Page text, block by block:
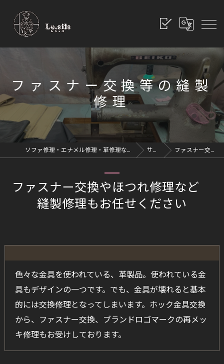
ファスナー交換等の縫製
修理
ソファ修理・エナメル修理・革修理なら愛知県豊川市のレシッズへ｜全国対応 サービス ファスナー交換等の縫製修理
ファスナー交換やほつれ修理など
縫製修理もお任せください
色々な金具を使われている、革製品。使われている金
具もデザインの一つです。でも、金具が壊れると基本
的には交換修理となってしまいます。ホック金具交換
から、ファスナー交換、ブランドロゴマークの再メッ
キ修理もお受けしております。